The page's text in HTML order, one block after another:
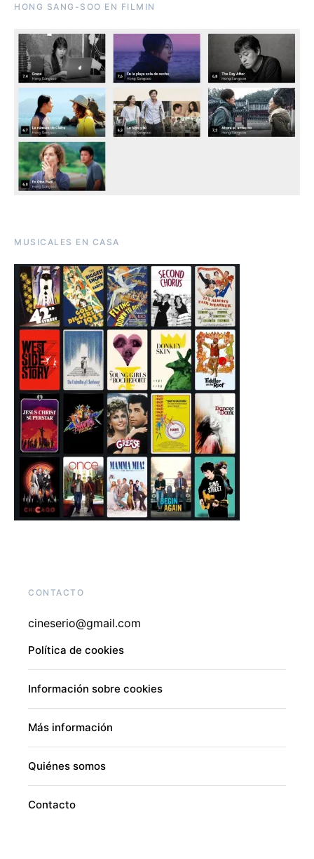
HONG SANG-SOO EN FILMIN
MUSICALES EN CASA
CONTACTO
cineserio@gmail.com
Política de cookies
Información sobre cookies
Más información
Quiénes somos
Contacto